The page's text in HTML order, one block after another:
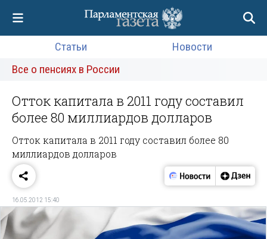
Статьи
Новости
Все о пенсиях в России
Отток капитала в 2011 году составил
более 80 миллиардов долларов
Отток капитала в 2011 году составил более 80
миллиардов долларов
16.05.2012 15:40